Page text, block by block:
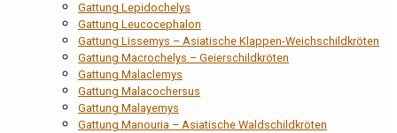
Gattung Lepidochelys
Gattung Leucocephalon
Gattung Lissemys – Asiatische Klappen-Weichschildkröten
Gattung Macrochelys – Geierschildkröten
Gattung Malaclemys
Gattung Malacochersus
Gattung Malayemys
Gattung Manouria – Asiatische Waldschildkröten